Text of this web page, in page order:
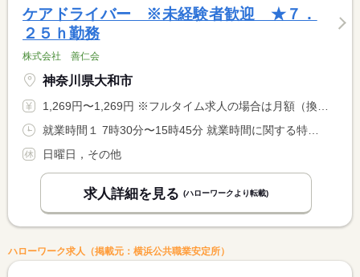
ケアドライバー ※未経験者歓迎 ★７．
２５ｈ勤務
株式会社 善仁会
神奈川県大和市
1,269円〜1,269円 ※フルタイム求人の場合は月額（換算額）、パート求人の場合は時間額を表示しています。
日曜日，その他
求人詳細を見る (ハローワークより転載)
ハローワーク求人（掲載元：横浜公共職業安定所）